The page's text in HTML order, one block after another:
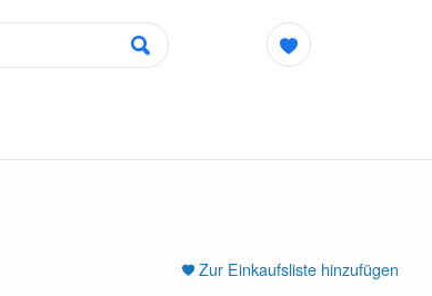
Zur Einkaufsliste hinzufügen